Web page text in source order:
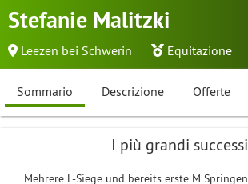
Stefanie Malitzki
Leezen bei Schwerin Equitazione
Sommario Descrizione Offerte
I più grandi successi
Mehrere L-Siege und bereits erste M Springen